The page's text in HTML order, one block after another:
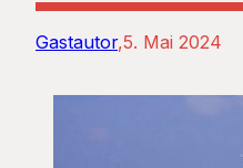
Gastautor 5. Mai 2024